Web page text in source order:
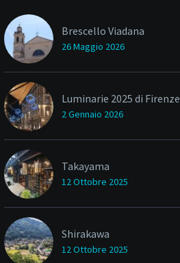
Brescello Viadana
26 Maggio 2026
Luminarie 2025 di Firenze
2 Gennaio 2026
Takayama
12 Ottobre 2025
Shirakawa
12 Ottobre 2025